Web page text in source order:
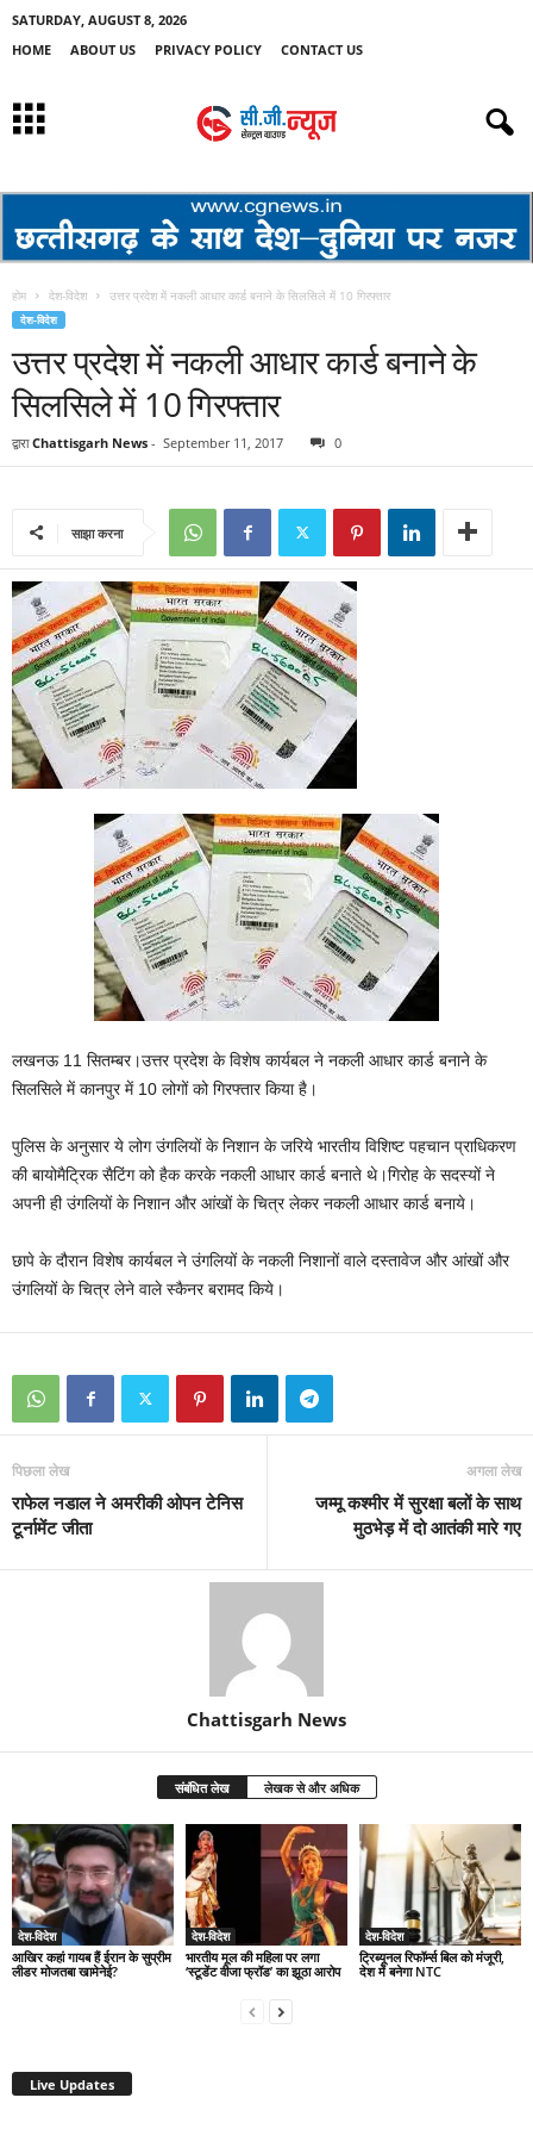
SATURDAY, AUGUST 8, 2026
HOME
ABOUT US PRIVACY POLICY CONTACT US
होम देश-विदेश उत्तर प्रदेश में नकली आधार कार्ड बनाने के सिलसिले में 10 गिरफ्तार
देश-विदेश
उत्तर प्रदेश में नकली आधार कार्ड बनाने के
सिलसिले में 10 गिरफ्तार
द्वारा Chattisgarh News - September 11, 2017 0
साझा करना
लखनऊ 11 सितम्बर।उत्तर प्रदेश के विशेष कार्यबल ने नकली आधार कार्ड बनाने के
सिलसिले में कानपुर में 10 लोगों को गिरफ्तार किया है।
पुलिस के अनुसार ये लोग उंगलियों के निशान के जरिये भारतीय विशिष्ट पहचान प्राधिकरण
की बायोमैट्रिक सैटिंग को हैक करके नकली आधार कार्ड बनाते थे।गिरोह के सदस्यों ने
अपनी ही उंगलियों के निशान और आंखों के चित्र लेकर नकली आधार कार्ड बनाये।
छापे के दौरान विशेष कार्यबल ने उंगलियों के नकली निशानों वाले दस्तावेज और आंखों और
उंगलियों के चित्र लेने वाले स्कैनर बरामद किये।
पिछला लेख
राफेल नडाल ने अमरीकी ओपन टेनिस
टूर्नामेंट जीता
अगला लेख
जम्मू कश्मीर में सुरक्षा बलों के साथ
मुठभेड़ में दो आतंकी मारे गए
Chattisgarh News
संबंधित लेख लेखक से और अधिक
देश-विदेश
आखिर कहां गायब हैं ईरान के सुप्रीम
लीडर मोजतबा खामेनेई?
देश-विदेश
भारतीय मूल की महिला पर लगा
‘स्टूडेंट वीजा फ्रॉड’ का झूठा आरोप
देश-विदेश
ट्रिब्यूनल रिफॉर्म्स बिल को मंजूरी,
देश में बनेगा NTC
Live Updates